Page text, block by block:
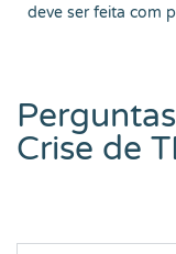
deve ser feita com
Crise de